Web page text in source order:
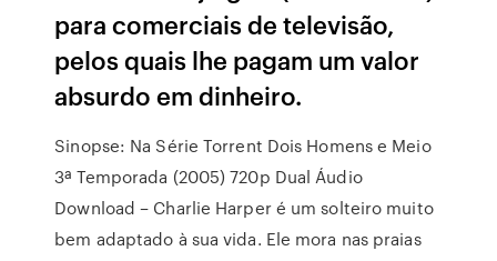
para comerciais de televisão,
pelos quais lhe pagam um valor
absurdo em dinheiro.
Sinopse: Na Série Torrent Dois Homens e Meio
3ª Temporada (2005) 720p Dual Áudio
Download – Charlie Harper é um solteiro muito
bem adaptado à sua vida. Ele mora nas praias